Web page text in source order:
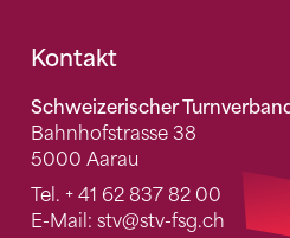
Fusszeile
Kontakt
Schweizerischer
Bahnhofstrasse 38
5000 Aarau
Tel. + 41 62 837 82 00
E-Mail: stv@stv-fsg.ch